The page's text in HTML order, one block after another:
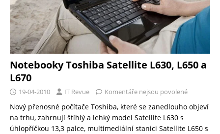
Notebooky Toshiba Satellite L630, L650 a
L670
19-04-2010 IT Revue Komentáře nejsou povolené
Nový přenosné počítače Toshiba, které se zanedlouho objeví
na trhu, zahrnují štíhlý a lehký model Satellite L630 s
úhlopříčkou 13,3 palce, multimediální stanici Satellite L650 s